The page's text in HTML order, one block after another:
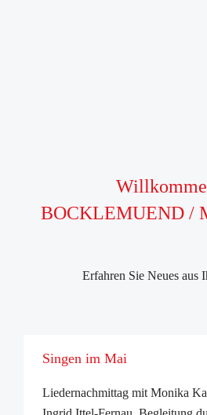
BOCKLEMUEND /
Erfahren Sie Neues aus
Singen im Mai
Liedernachmittag mit Monika